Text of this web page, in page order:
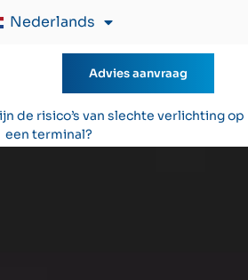
Nederlands
Advies aanvraag
de risico’s van slechte verlichting op
een terminal?